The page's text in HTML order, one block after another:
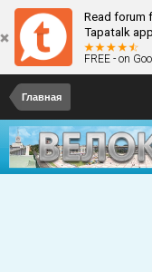
Read forum
Tapatalk
FREE - on
Главная